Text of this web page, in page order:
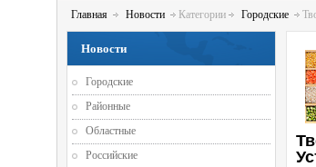
Главная Новости Категории Городские
Новости
Городские
Районные
Областные
Российские